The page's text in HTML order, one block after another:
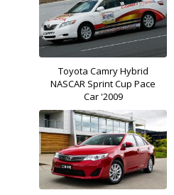
Toyota Camry Hybrid
NASCAR Sprint Cup Pace
Car '2009